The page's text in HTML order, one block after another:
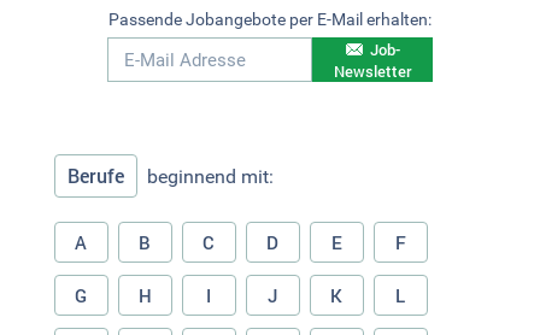
Passende Jobangebote per E-Mail erhalten:
Job-
Newsletter
Berufe beginnend mit:
A B C D E F
G H I J K L